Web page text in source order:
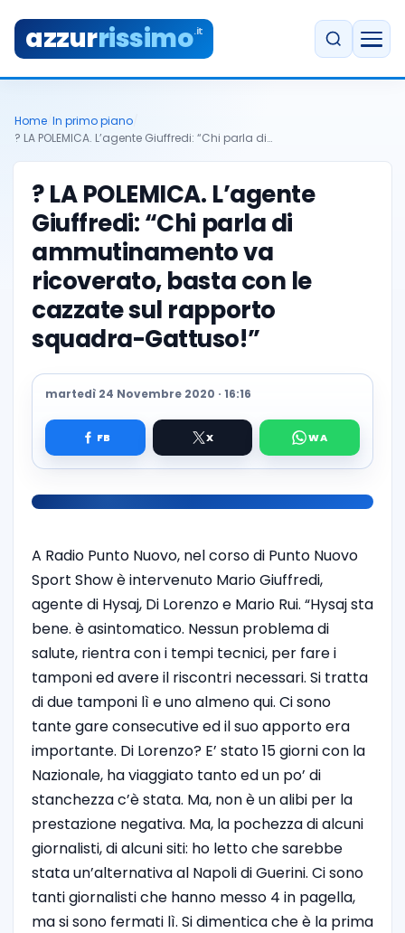
azzurrissimo.it
Home In primo piano
? LA POLEMICA. L’agente Giuffredi: “Chi parla di…
? LA POLEMICA. L’agente
Giuffredi: “Chi parla di
ammutinamento va
ricoverato, basta con le
cazzate sul rapporto
squadra-Gattuso!”
martedì 24 Novembre 2020 · 16:16
A Radio Punto Nuovo, nel corso di Punto Nuovo
Sport Show è intervenuto Mario Giuffredi,
agente di Hysaj, Di Lorenzo e Mario Rui. “Hysaj sta
bene. è asintomatico. Nessun problema di
salute, rientra con i tempi tecnici, per fare i
tamponi ed avere il riscontri necessari. Si tratta
di due tamponi lì e uno almeno qui. Ci sono
tante gare consecutive ed il suo apporto era
importante. Di Lorenzo? E’ stato 15 giorni con la
Nazionale, ha viaggiato tanto ed un po’ di
stanchezza c’è stata. Ma, non è un alibi per la
prestazione negativa. Ma, la pochezza di alcuni
giornalisti, di alcuni siti: ho letto che sarebbe
stata un’alternativa al Napoli di Guerini. Ci sono
tanti giornalisti che hanno messo 4 in pagella,
ma si sono fermati lì. Si dimentica che è la prima